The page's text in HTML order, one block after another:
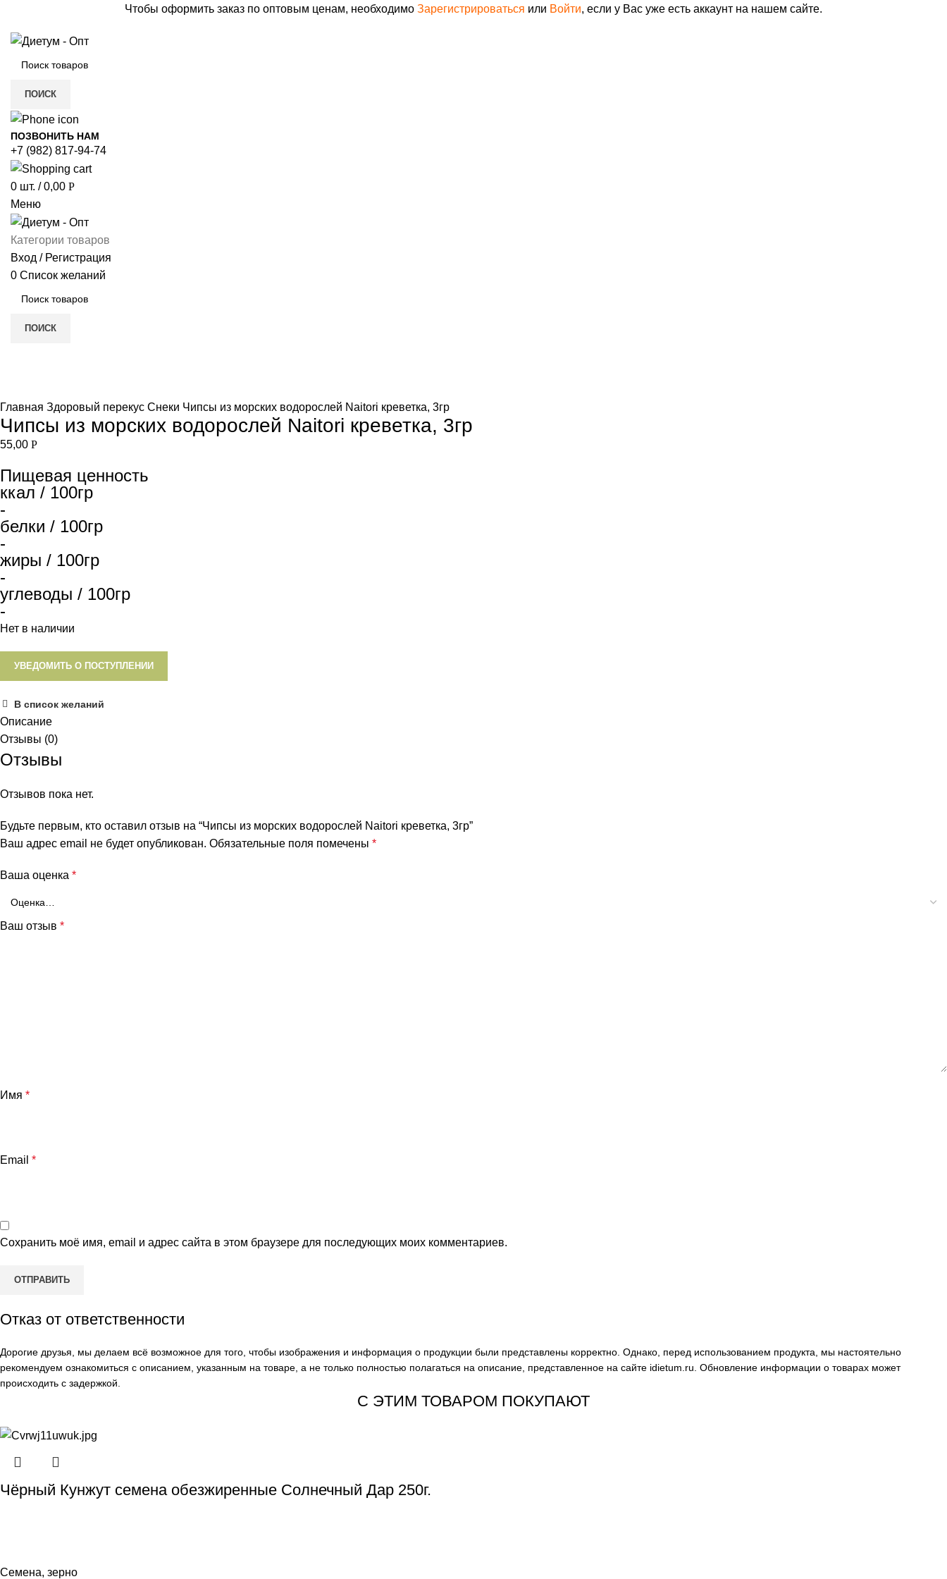
Чтобы оформить заказ по оптовым ценам, необходимо Зарегистрироваться или Войти, если у Вас уже есть аккаунт на нашем сайте.
ПОИСК
ПОЗВОНИТЬ НАМ
+7 (982) 817-94-74
0 шт. / 0,00 Р
Меню
Категории товаров
Вход / Регистрация
0 Список желаний
ПОИСК
Главная Здоровый перекус Снеки Чипсы из морских водорослей Naitori креветка, 3гр
Чипсы из морских водорослей Naitori креветка, 3гр
55,00 Р
Пищевая ценность
ккал / 100гр
-
белки / 100гр
-
жиры / 100гр
-
углеводы / 100гр
-
Нет в наличии
УВЕДОМИТЬ О ПОСТУПЛЕНИИ
В список желаний
Описание
Отзывы (0)
Отзывы
Отзывов пока нет.
Будьте первым, кто оставил отзыв на “Чипсы из морских водорослей Naitori креветка, 3гр”
Ваш адрес email не будет опубликован. Обязательные поля помечены *
Ваша оценка *
Ваш отзыв *
Имя *
Email *
Сохранить моё имя, email и адрес сайта в этом браузере для последующих моих комментариев.
Отказ от ответственности
Дорогие друзья, мы делаем всё возможное для того, чтобы изображения и информация о продукции были представлены корректно. Однако, перед использованием продукта, мы настоятельно
рекомендуем ознакомиться с описанием, указанным на товаре, а не только полностью полагаться на описание, представленное на сайте idietum.ru . Обновление информации о товарах может
происходить с задержкой.
С ЭТИМ ТОВАРОМ ПОКУПАЮТ
Чёрный Кунжут семена обезжиренные Солнечный Дар 250г.
Семена, зерно